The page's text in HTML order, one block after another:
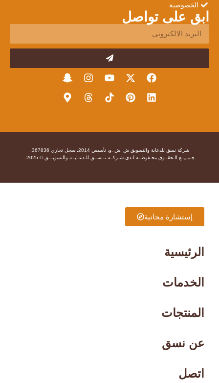
الخصوصية
ابق على تواصل
شركة نسق للدعاية والتسويق ش .ش .و، تأسيس 2014، سجل تجاري 367836.
جـمـيــع الـحقــوق محـفوظــة لـدى شـركــة نــســق للـدعـايــة والتسويـــق © 2025.
إستشارة مجانية
الرئيسية
الخدمات
المنتجات
عن نسق
اتصل